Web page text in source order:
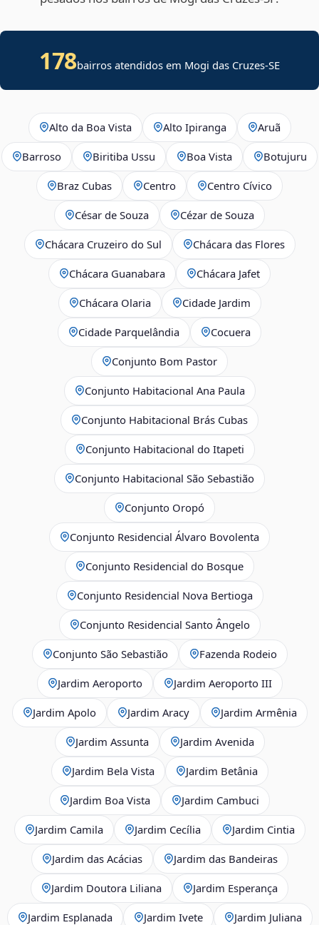
178bairros atendidos em Mogi das Cruzes-SE
Alto da Boa Vista Alto Ipiranga Aruã
Barroso Biritiba Ussu Boa Vista Botujuru
Braz Cubas Centro Centro Cívico
César de Souza Cézar de Souza
Chácara Cruzeiro do Sul Chácara das Flores
Chácara Guanabara Chácara Jafet
Chácara Olaria Cidade Jardim
Cidade Parquelândia Cocuera
Conjunto Bom Pastor
Conjunto Habitacional Ana Paula
Conjunto Habitacional Brás Cubas
Conjunto Habitacional do Itapeti
Conjunto Habitacional São Sebastião
Conjunto Oropó
Conjunto Residencial Álvaro Bovolenta
Conjunto Residencial do Bosque
Conjunto Residencial Nova Bertioga
Conjunto Residencial Santo Ângelo
Conjunto São Sebastião Fazenda Rodeio
Jardim Aeroporto Jardim Aeroporto III
Jardim Apolo Jardim Aracy Jardim Armênia
Jardim Assunta Jardim Avenida
Jardim Bela Vista Jardim Betânia
Jardim Boa Vista Jardim Cambuci
Jardim Camila Jardim Cecília Jardim Cintia
Jardim das Acácias Jardim das Bandeiras
Jardim Doutora Liliana Jardim Esperança
Jardim Esplanada Jardim Ivete Jardim Juliana